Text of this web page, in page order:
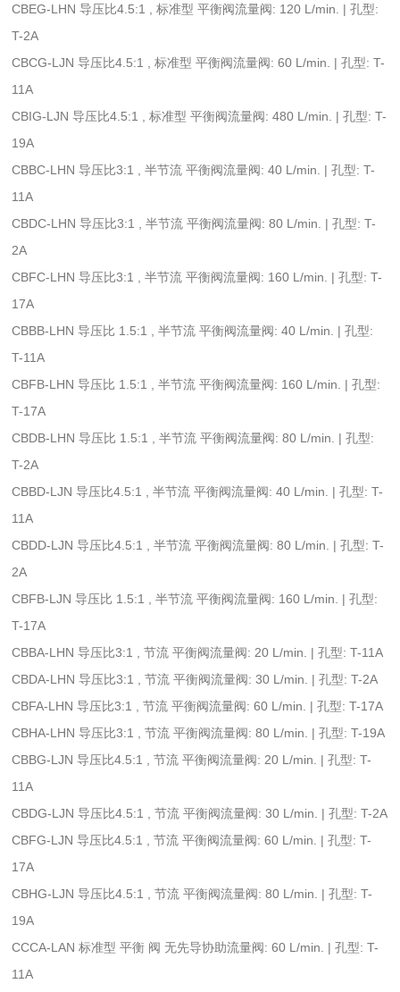
CBEG-LHN 导压比4.5:1 , 标准型 平衡阀流量阀: 120 L/min. | 孔型:
T-2A
CBCG-LJN 导压比4.5:1 , 标准型 平衡阀流量阀: 60 L/min. | 孔型: T-
11A
CBIG-LJN 导压比4.5:1 , 标准型 平衡阀流量阀: 480 L/min. | 孔型: T-
19A
CBBC-LHN 导压比3:1 , 半节流 平衡阀流量阀: 40 L/min. | 孔型: T-
11A
CBDC-LHN 导压比3:1 , 半节流 平衡阀流量阀: 80 L/min. | 孔型: T-
2A
CBFC-LHN 导压比3:1 , 半节流 平衡阀流量阀: 160 L/min. | 孔型: T-
17A
CBBB-LHN 导压比 1.5:1 , 半节流 平衡阀流量阀: 40 L/min. | 孔型:
T-11A
CBFB-LHN 导压比 1.5:1 , 半节流 平衡阀流量阀: 160 L/min. | 孔型:
T-17A
CBDB-LHN 导压比 1.5:1 , 半节流 平衡阀流量阀: 80 L/min. | 孔型:
T-2A
CBBD-LJN 导压比4.5:1 , 半节流 平衡阀流量阀: 40 L/min. | 孔型: T-
11A
CBDD-LJN 导压比4.5:1 , 半节流 平衡阀流量阀: 80 L/min. | 孔型: T-
2A
CBFB-LJN 导压比 1.5:1 , 半节流 平衡阀流量阀: 160 L/min. | 孔型:
T-17A
CBBA-LHN 导压比3:1 , 节流 平衡阀流量阀: 20 L/min. | 孔型: T-11A
CBDA-LHN 导压比3:1 , 节流 平衡阀流量阀: 30 L/min. | 孔型: T-2A
CBFA-LHN 导压比3:1 , 节流 平衡阀流量阀: 60 L/min. | 孔型: T-17A
CBHA-LHN 导压比3:1 , 节流 平衡阀流量阀: 80 L/min. | 孔型: T-19A
CBBG-LJN 导压比4.5:1 , 节流 平衡阀流量阀: 20 L/min. | 孔型: T-
11A
CBDG-LJN 导压比4.5:1 , 节流 平衡阀流量阀: 30 L/min. | 孔型: T-2A
CBFG-LJN 导压比4.5:1 , 节流 平衡阀流量阀: 60 L/min. | 孔型: T-
17A
CBHG-LJN 导压比4.5:1 , 节流 平衡阀流量阀: 80 L/min. | 孔型: T-
19A
CCCA-LAN 标准型 平衡 阀 无先导协助流量阀: 60 L/min. | 孔型: T-
11A